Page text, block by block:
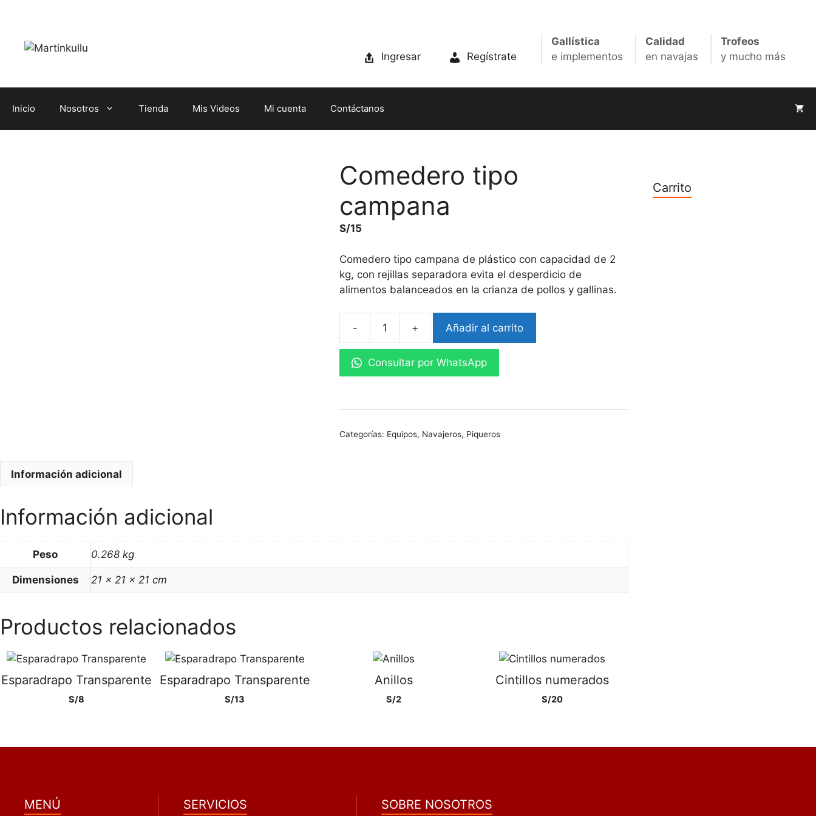
Ingresar
Regístrate
Gallística
e implementos
Calidad
en navajas
Trofeos
y mucho más
Inicio Nosotros Tienda Mis Videos Mi cuenta Contáctanos
Comedero tipo
campana
S/15
Comedero tipo campana de plástico con capacidad de 2
kg, con rejillas separadora evita el desperdicio de
alimentos balanceados en la crianza de pollos y gallinas.
-
Comedero
tipo
campana
cantidad
+ Añadir al carrito
Consultar por WhatsApp
Categorías: Equipos, Navajeros, Piqueros
Información adicional
Información adicional
Peso 0.268 kg
Dimensiones 21 × 21 × 21 cm
Productos relacionados
Esparadrapo Transparente
S/8
Esparadrapo Transparente
S/13
Anillos
S/2
Cintillos numerados
S/20
Carrito
MENÚ SERVICIOS SOBRE NOSOTROS